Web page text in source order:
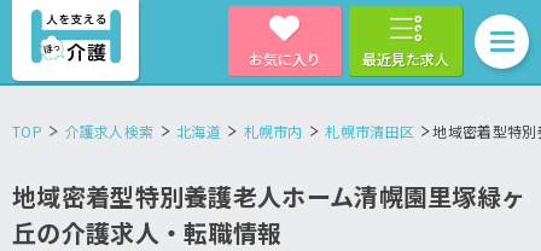
お気に入り 最近見た求人
TOP 介護求人検索 北海道 札幌市内 札幌市清田区 地域密着型特
地域密着型特別養護老人ホーム清幌園里塚緑ヶ
丘の介護求人・転職情報